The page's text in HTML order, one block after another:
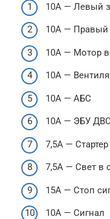
10А — Левый
10А — Правый
10А — Мотор
10А —
10А — АБС
10А — ЭБУ ДВС
7,5А — Стартер
7,5А — Свет в
15А — Стоп
10А — Сигнал